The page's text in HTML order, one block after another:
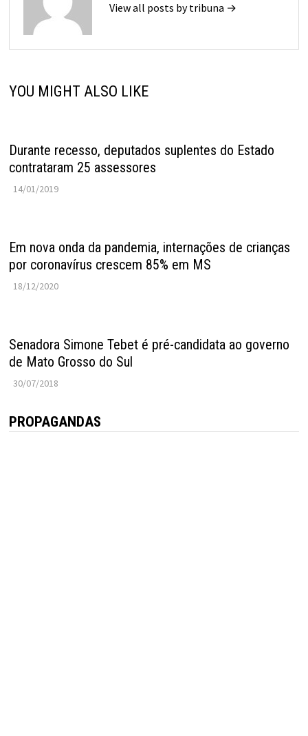
View all posts by tribuna →
YOU MIGHT ALSO LIKE
Durante recesso, deputados suplentes do Estado
contrataram 25 assessores
14/01/2019
Em nova onda da pandemia, internações de crianças
por coronavírus crescem 85% em MS
18/12/2020
Senadora Simone Tebet é pré-candidata ao governo
de Mato Grosso do Sul
30/07/2018
PROPAGANDAS